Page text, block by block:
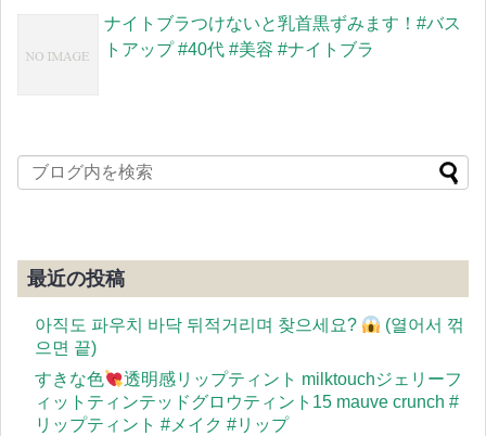
ナイトブラつけないと乳首黒ずみます！#バス
トアップ #40代 #美容 #ナイトブラ
最近の投稿
아직도 파우치 바닥 뒤적거리며 찾으세요?
(열어서 꺾
으면 끝)
すきな色
透明感リップティント milktouchジェリーフ
ィットティンテッドグロウティント15 mauve crunch #
リップティント #メイク #リップ